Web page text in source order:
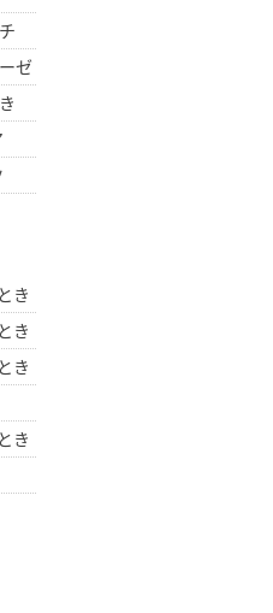
ゼ
き
き
き
き